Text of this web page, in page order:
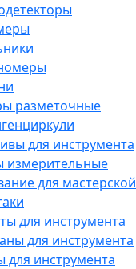
разметочные
для инструмента
для мастерской
для инструмента
для инструмента
для инструмента